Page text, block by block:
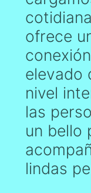
ofrece
elevado
nivel
las
un bello
lindas